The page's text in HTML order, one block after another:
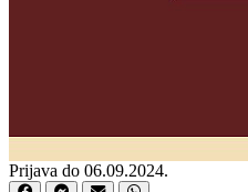
Prijava do 06.09.2024.